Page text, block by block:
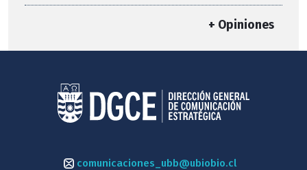
+ Opiniones
comunicaciones_ubb@ubiobio.cl